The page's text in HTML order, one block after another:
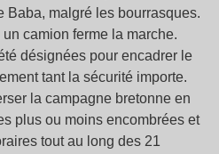
Baba, malgré les bourrasques.
camion ferme la marche.
désignées pour encadrer le
tant la sécurité importe.
la campagne bretonne en
plus ou moins encombrées et
tout au long des 21